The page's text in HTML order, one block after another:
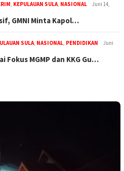
, KEPULAUAN SULA, NASIONAL
Juni 14,
GMNI Minta Kapol…
SULA, NASIONAL, PENDIDIKAN
Juni
Fokus MGMP dan KKG Gu…